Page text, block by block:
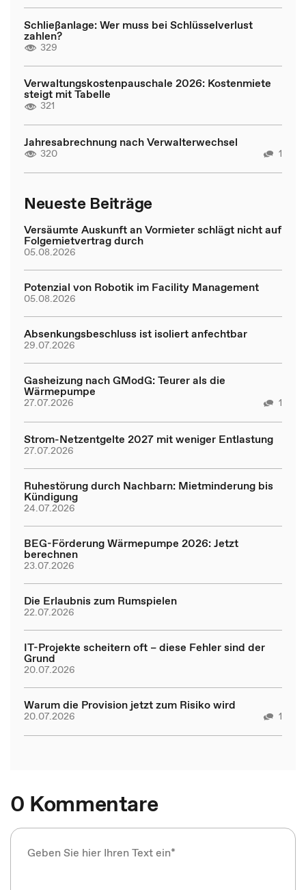
Schließanlage: Wer muss bei Schlüsselverlust
zahlen?
329
Verwaltungskostenpauschale 2026: Kostenmiete
steigt mit Tabelle
321
Jahresabrechnung nach Verwalterwechsel
320 1
Neueste Beiträge
Versäumte Auskunft an Vormieter schlägt nicht auf
Folgemietvertrag durch
05.08.2026
Potenzial von Robotik im Facility Management
05.08.2026
Absenkungsbeschluss ist isoliert anfechtbar
29.07.2026
Gasheizung nach GModG: Teurer als die
Wärmepumpe
27.07.2026 1
Strom-Netzentgelte 2027 mit weniger Entlastung
27.07.2026
Ruhestörung durch Nachbarn: Mietminderung bis
Kündigung
24.07.2026
BEG-Förderung Wärmepumpe 2026: Jetzt
berechnen
23.07.2026
Die Erlaubnis zum Rumspielen
22.07.2026
IT-Projekte scheitern oft – diese Fehler sind der
Grund
20.07.2026
Warum die Provision jetzt zum Risiko wird
20.07.2026 1
0 Kommentare